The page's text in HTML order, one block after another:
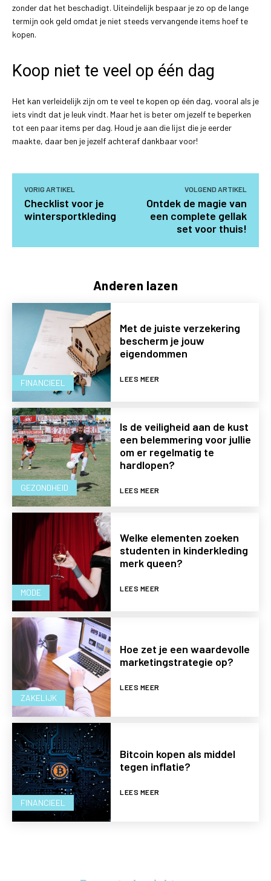
Anderen lazen
FINANCIEEL
Met de juiste verzekering
bescherm je jouw
eigendommen
LEES MEER
GEZONDHEID
Is de veiligheid aan de kust
een belemmering voor jullie
om er regelmatig te
hardlopen?
LEES MEER
MODE
Welke elementen zoeken
studenten in kinderkleding
merk queen?
LEES MEER
ZAKELIJK
Hoe zet je een waardevolle
marketingstrategie op?
LEES MEER
FINANCIEEL
Bitcoin kopen als middel
tegen inflatie?
LEES MEER
zonder dat het beschadigt. Uiteindelijk bespaar je zo op de lange
termijn ook geld omdat je niet steeds vervangende items hoef te
kopen.
Koop niet te veel op één dag
Het kan verleidelijk zijn om te veel te kopen op één dag, vooral als je
iets vindt dat je leuk vindt. Maar het is beter om jezelf te beperken
tot een paar items per dag. Houd je aan die lijst die je eerder
maakte, daar ben je jezelf achteraf dankbaar voor!
VORIG ARTIKEL
Checklist voor je
wintersportkleding
VOLGEND ARTIKEL
Ontdek de magie van
een complete gellak
set voor thuis!